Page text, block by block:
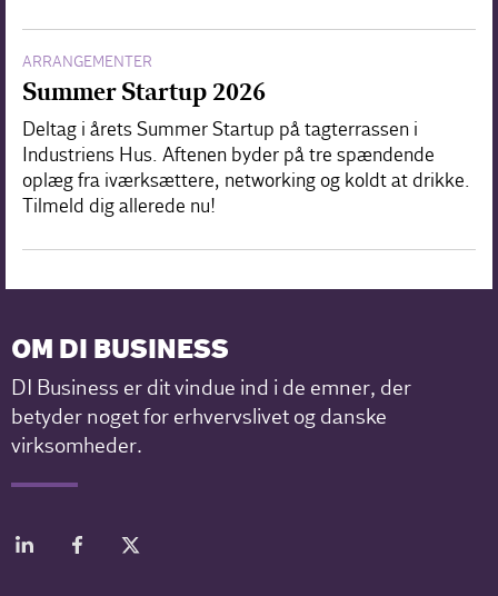
ARRANGEMENTER
Summer Startup 2026
Deltag i årets Summer Startup på tagterrassen i
Industriens Hus. Aftenen byder på tre spændende
oplæg fra iværksættere, networking og koldt at drikke.
Tilmeld dig allerede nu!
OM DI BUSINESS
DI Business er dit vindue ind i de emner, der
betyder noget for erhvervslivet og danske
virksomheder.